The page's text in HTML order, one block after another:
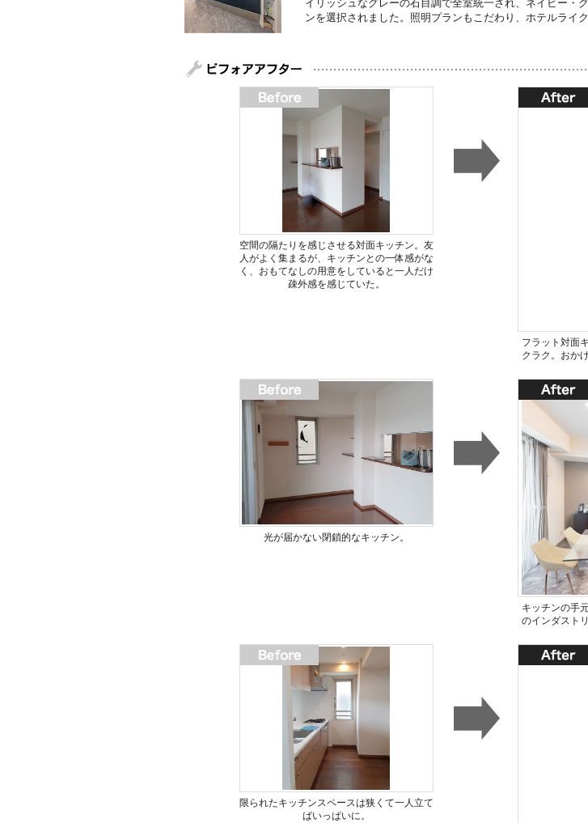
イリッシュなグレーの石目調で全室統一され、ネイビー・
ンを選択されました。照明プランもこだわり、ホテルライ
空間の隔たりを感じさせる対面キッチン。友
人がよく集まるが、キッチンとの一体感がな
く、おもてなしの用意をしていると一人だけ
疎外感を感じていた。
フラット対面
クラク。おか
光が届かない閉鎖的なキッチン。
キッチンの手
のインダスト
限られたキッチンスペースは狭くて一人立て
ばいっぱいに。